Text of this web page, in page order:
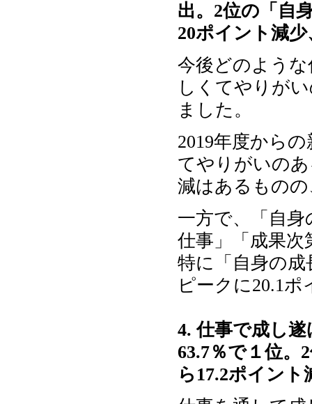
出。2位の「自
20ポイント減
今後どのよう
しくてやりが
ました。
2019年度から
てやりがいの
減はあるもの
一方で、「自
仕事」「成果
特に「自身の成
ピークに20.1
4. 仕事で成し
63.7％で１位。
ら17.2ポイント